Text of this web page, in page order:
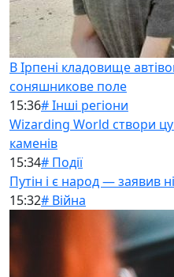
В Ірпені кладовище
соняшникове поле
15:36# Інші регіони
Wizarding World створи
каменів
15:34# Події
Путін і є народ — заявив
15:32# Війна